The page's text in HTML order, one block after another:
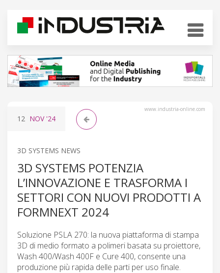
www.industria-online.com
12 NOV'24
3D SYSTEMS NEWS
3D SYSTEMS POTENZIA
L’INNOVAZIONE E TRASFORMA I
SETTORI CON NUOVI PRODOTTI A
FORMNEXT 2024
Soluzione PSLA 270: la nuova piattaforma di stampa
3D di medio formato a polimeri basata su proiettore,
Wash 400/Wash 400F e Cure 400, consente una
produzione più rapida delle parti per uso finale.